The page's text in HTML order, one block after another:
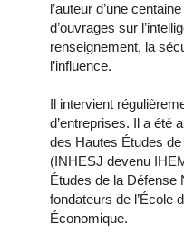
l’auteur d’une
d’ouvrages sur
renseignement, la
l’influence.
Il intervient
d’entreprises. Il a été
des Hautes Études
(INHESJ devenu
Études de la Défense
fondateurs de l’École
Économique.